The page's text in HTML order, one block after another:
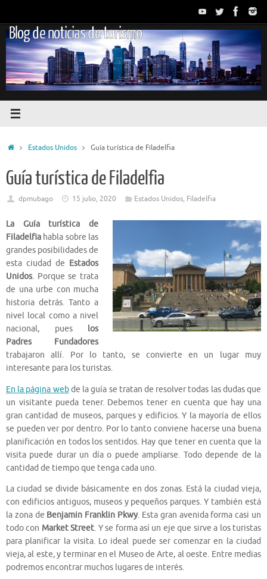
contenido
Blog de noticias de turismo
InicioEstados Unidos Guía turística de Filadelfia
Guía turística de Filadelfia
dpmubago 15 julio, 2020 Estados Unidos, Filadelfia
La Guía turística de
Filadelfia habla sobre las
grandes posibilidades de
esta ciudad de Estados
Unidos. Porque se trata
de una urbe con mucha
historia detrás. Tanto a
nivel local como a nivel
nacional, pues los
Padres Fundadores
trabajaron allí. Por lo tanto, se convierte en un lugar muy
interesante para los turistas.
En la página webde la guía se tratan de resolver todas las dudas que
un visitante pueda tener. Debemos tener en cuenta que hay una
gran cantidad de museos, parques y edificios. Y la mayoría de ellos
se pueden ver por dentro. Por lo tanto conviene hacerse una buena
planificación en todos los sentidos. Hay que tener en cuenta que la
visita puede durar un día o puede ampliarse. Todo depende de la
cantidad de tiempo que tenga cada uno.
La ciudad se divide básicamente en dos zonas. Está la ciudad vieja,
con edificios antiguos, museos y pequeños parques. Y también está
la zona de Benjamin Franklin Pkwy. Esta gran avenida forma casi un
todo con Market Street. Y se forma así un eje que sirve a los turistas
para planificar la visita. Lo ideal puede ser comenzar en la ciudad
vieja, al este, y terminar en el Museo de Arte, al oeste. Entre medias
podremos encontrar muchos lugares de interés.